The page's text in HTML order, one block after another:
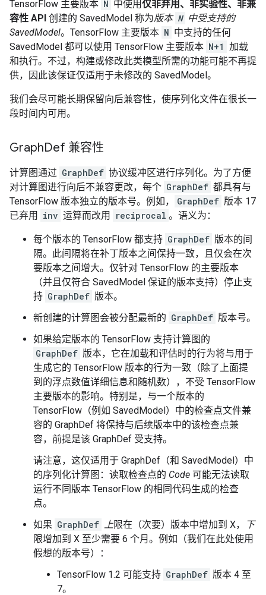
TensorFlow 主要版本 N 中使用仅非弃用、非实验性、非兼
容性 API 创建的 SavedModel 称为版本 N 中受支持的
SavedModel。TensorFlow 主要版本 N 中支持的任何
SavedModel 都可以使用 TensorFlow 主要版本 N+1 加载
和执行。不过，构建或修改此类模型所需的功能可能不再提
供，因此该保证仅适用于未修改的 SavedModel。
我们会尽可能长期保留向后兼容性，使序列化文件在很长一
段时间内可用。
GraphDef 兼容性
计算图通过 GraphDef 协议缓冲区进行序列化。为了方便
对计算图进行向后不兼容更改，每个 GraphDef 都具有与
TensorFlow 版本独立的版本号。例如，
GraphDef 版本 17
已弃用
inv 运算而改用 reciprocal 。语义为：
每个版本的 TensorFlow 都支持 GraphDef 版本的间
隔。此间隔将在补丁版本之间保持一致，且仅会在次
要版本之间增大。仅针对 TensorFlow 的主要版本
（并且仅符合 SavedModel 保证的版本支持）停止支
持 GraphDef 版本。
新创建的计算图会被分配最新的 GraphDef 版本号。
如果给定版本的 TensorFlow 支持计算图的
GraphDef 版本，它在加载和评估时的行为将与用于
生成它的 TensorFlow 版本的行为一致（除了上面提
到的浮点数值详细信息和随机数），不受 TensorFlow
主要版本的影响。特别是，与一个版本的
TensorFlow（例如 SavedModel）中的检查点文件兼
容的 GraphDef 将保持与后续版本中的该检查点兼
容，前提是该 GraphDef 受支持。
请注意，这仅适用于 GraphDef（和 SavedModel）中
的序列化计算图：读取检查点的 Code 可能无法读取
运行不同版本 TensorFlow 的相同代码生成的检查
点。
如果 GraphDef 上限在（次要）版本中增加到 X，
下
限增加到 X 至少需要 6 个月。例如（我们在此处使用
假想的版本号）：
TensorFlow 1.2 可能支持 GraphDef 版本 4 至
7。